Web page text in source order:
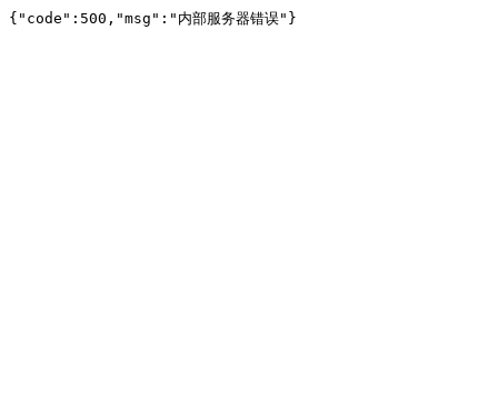
{"code":500,"msg":"内部服务器错误"}